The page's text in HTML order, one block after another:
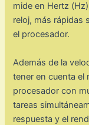
mide en Hertz
reloj, más rápidas
el procesador.
Además de la
tener en cuenta el
procesador con
tareas
respuesta y el